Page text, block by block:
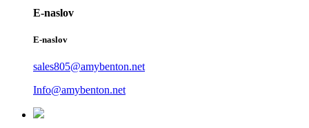
E-naslov
E-naslov
sales805@amybenton.net
Info@amybenton.net